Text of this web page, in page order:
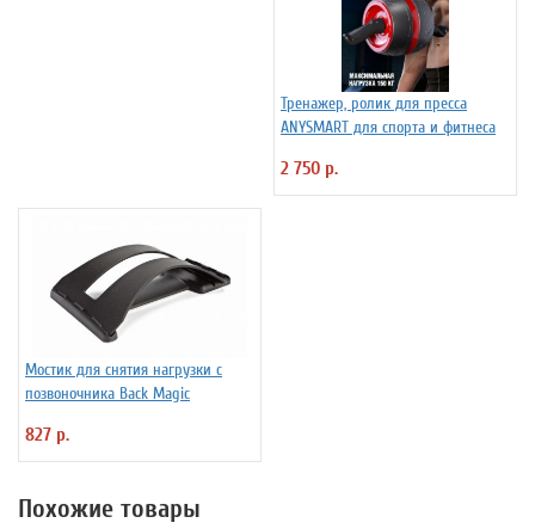
Тренажер, ролик для пресса
ANYSMART для спорта и фитнеса
2 750 р.
Мостик для снятия нагрузки с
позвоночника Back Magic
827 р.
Похожие товары